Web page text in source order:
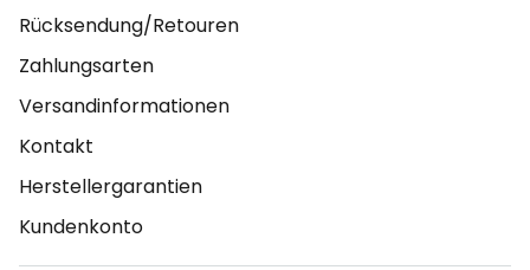
Rücksendung/Retouren
Zahlungsarten
Versandinformationen
Kontakt
Herstellergarantien
Kundenkonto